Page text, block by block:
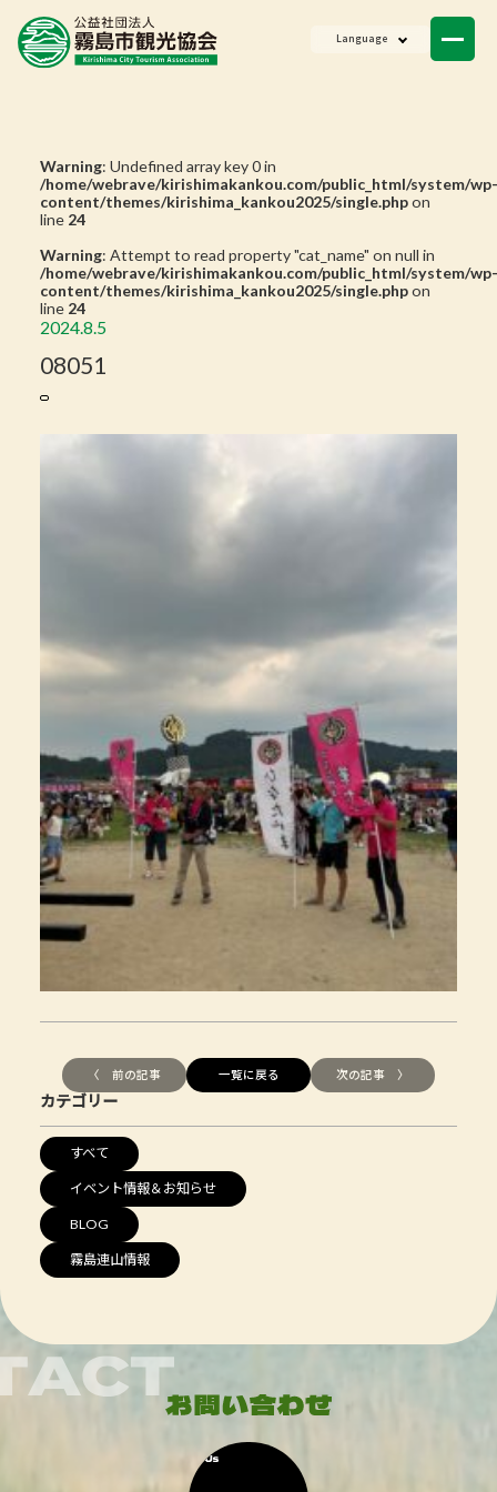
Language
Warning: Undefined array key 0 in
/home/webrave/kirishimakankou.com/public_html/system/wp-
content/themes/kirishima_kankou2025/single.phpon
line 24
Warning: Attempt to read property "cat_name" on null in
/home/webrave/kirishimakankou.com/public_html/system/wp-
content/themes/kirishima_kankou2025/single.phpon
line 24
2024.8.5
08051
〈 前の記事 一覧に戻る 次の記事 〉
カテゴリー
すべて
イベント情報＆お知らせ
BLOG
霧島連山情報